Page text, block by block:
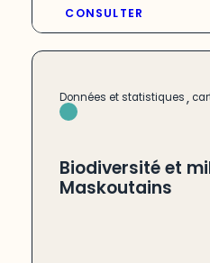
CONSULTER
Données et statistiques,
Biodiversité et
Maskoutains